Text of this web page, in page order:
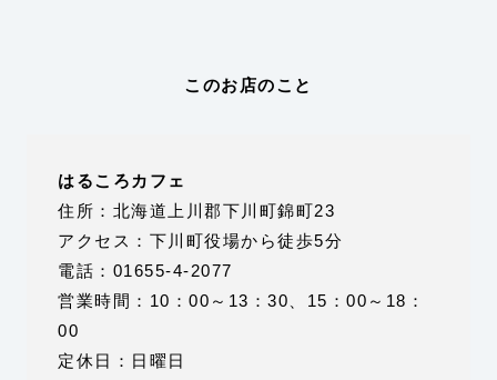
このお店のこと
はるころカフェ
住所：北海道上川郡下川町錦町23
アクセス：下川町役場から徒歩5分
電話：01655-4-2077
営業時間：10：00～13：30、15：00～18：
00
定休日：日曜日